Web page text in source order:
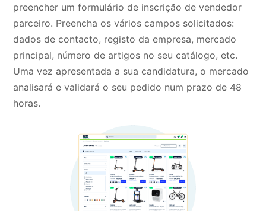
preencher umformulário de inscrição de vendedor
parceiro. Preencha os vários campos solicitados:
dados de contacto, registo da empresa, mercado
principal, número de artigos no seu catálogo, etc.
Uma vez apresentada a sua candidatura, o mercado
analisará e validará o seu pedido num prazo de 48
horas.